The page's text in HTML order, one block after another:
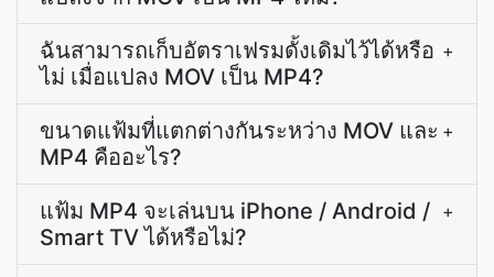
ฉันสามารถเก็บอัตราเฟรมดั้งเดิมไว้ได้หรือ
ไม่ เมื่อแปลง MOV เป็น MP4?
+
ขนาดแฟ้มที่แตกต่างกันระหว่าง MOV และ
MP4 คืออะไร?
+
แฟ้ม MP4 จะเล่นบน iPhone / Android /
Smart TV ได้หรือไม่?
+